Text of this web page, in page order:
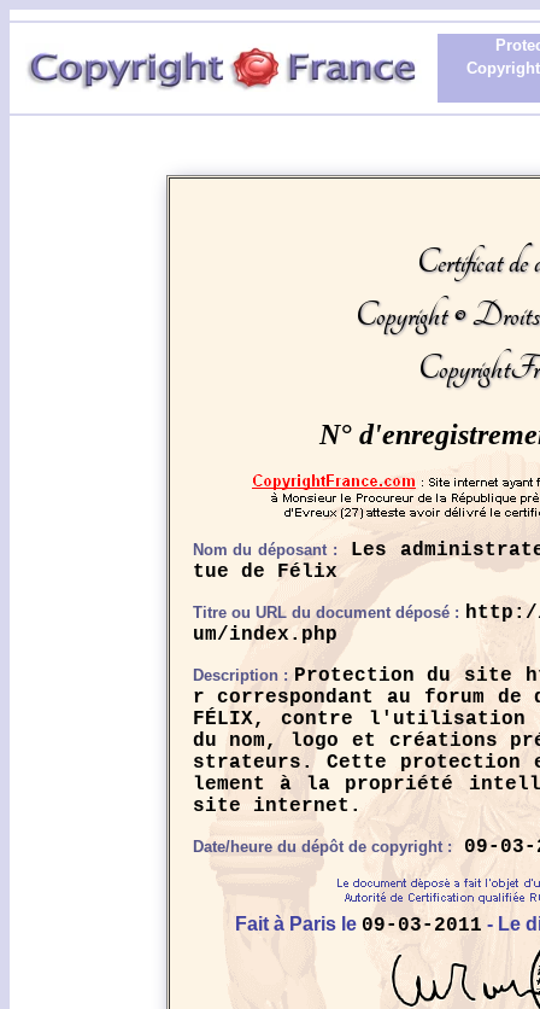
Certificat de
Copyright ©
N°
Nom du déposant :
Les
tue de Félix
Titre ou URL du document déposé :
um/index.php
Description : Protection du site
r correspondant au forum de
FÉLIX, contre l'utilisation
du nom, logo et créations
strateurs. Cette protection
lement à la propriété
site internet.
Date/heure du dépôt de copyright :09-03-
Fait à Paris le 09-03-2011 - Le